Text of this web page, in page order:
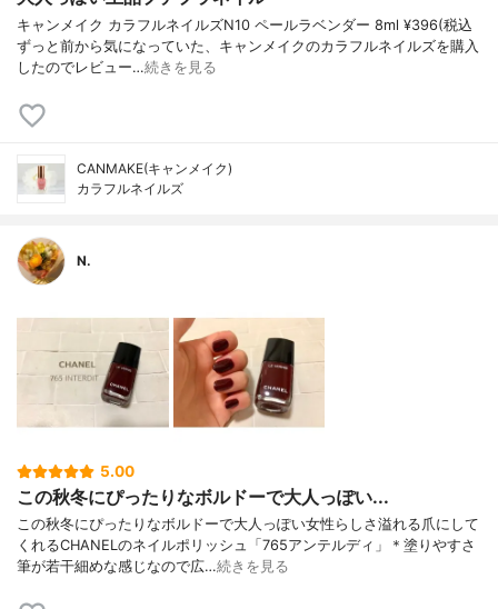
キャンメイク カラフルネイルズN10 ペールラベンダー 8ml ¥396(税込
ずっと前から気になっていた、キャンメイクのカラフルネイルズを購入
したのでレビュー…続きを見る
CANMAKE(キャンメイク)
カラフルネイルズ
N.
5.00
この秋冬にぴったりなボルドーで大人っぽい...
この秋冬にぴったりなボルドーで大人っぽい女性らしさ溢れる爪にして
くれるCHANELのネイルポリッシュ「765アンテルディ」＊塗りやすさ
筆が若干細めな感じなので広…続きを見る